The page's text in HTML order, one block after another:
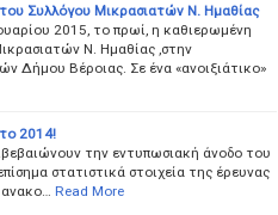
Συλλόγου Μικρασιατών Ν. Ημαθίας
2015, το πρωί, η καθιερωμένη
Ν. Ημαθίας ,στην
Δήμου Βέροιας. Σε ένα «ανοιξιάτικο»
Πάνω από 22% η άνοδος του τουρισμού το 2014!‏
την εντυπωσιακή άνοδο του
στατιστικά στοιχεία της έρευνας
Read More